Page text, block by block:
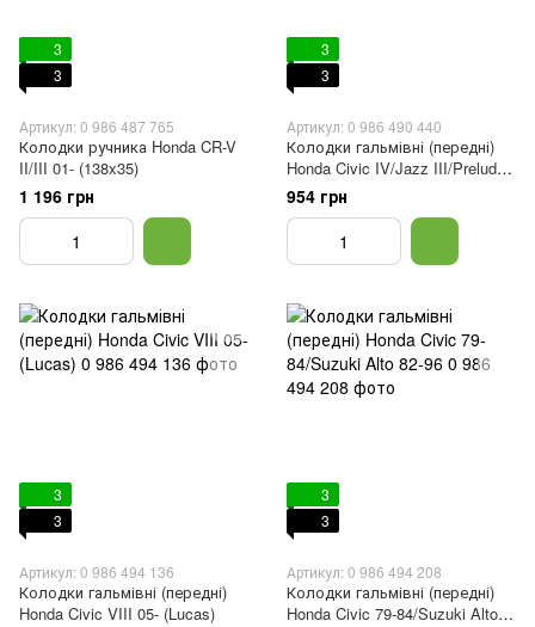
3
3
Артикул: 0 986 487 765
Колодки ручника Honda CR-V
II/III 01- (138x35)
1 196 грн
3
3
Артикул: 0 986 490 440
Колодки гальмівні (передні)
Honda Civic IV/Jazz III/Prelude
II 1.3-1.8 83-08
954 грн
3
3
Артикул: 0 986 494 136
Колодки гальмівні (передні)
Honda Civic VIII 05- (Lucas)
3
3
Артикул: 0 986 494 208
Колодки гальмівні (передні)
Honda Civic 79-84/Suzuki Alto